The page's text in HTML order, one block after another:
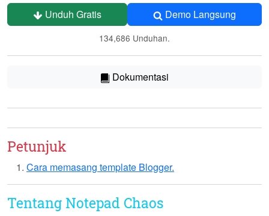
Unduh Gratis Demo Langsung
134,686 Unduhan.
Dokumentasi
Petunjuk
Cara memasang template Blogger.
Tentang Notepad Chaos